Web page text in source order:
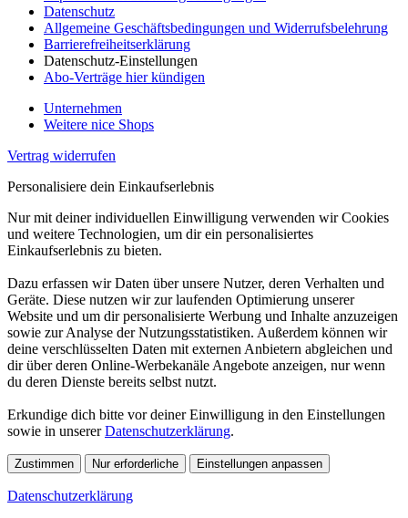
Datenschutz
Allgemeine Geschäftsbedingungen und Widerrufsbelehrung
Barrierefreiheitserklärung
Datenschutz-Einstellungen
Abo-Verträge hier kündigen
Unternehmen
Weitere nice Shops
Vertrag widerrufen
Personalisiere dein Einkaufserlebnis
Nur mit deiner individuellen Einwilligung verwenden wir Cookies
und weitere Technologien, um dir ein personalisiertes
Einkaufserlebnis zu bieten.
Dazu erfassen wir Daten über unsere Nutzer, deren Verhalten und
Geräte. Diese nutzen wir zur laufenden Optimierung unserer
Website und um dir personalisierte Werbung und Inhalte anzuzeigen
sowie zur Analyse der Nutzungsstatistiken. Außerdem können wir
deine verschlüsselten Daten mit externen Anbietern abgleichen und
dir über deren Online-Werbekanäle Angebote anzeigen, nur wenn
du deren Dienste bereits selbst nutzt.
Erkundige dich bitte vor deiner Einwilligung in den Einstellungen
sowie in unsererDatenschutzerklärung.
Zustimmen Nur erforderliche Einstellungen anpassen
Datenschutzerklärung